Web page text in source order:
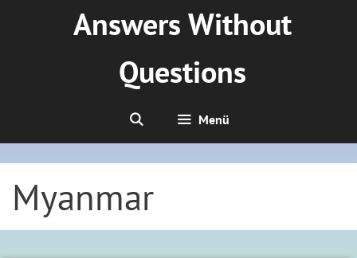
Answers Without
Questions
Menü
Myanmar